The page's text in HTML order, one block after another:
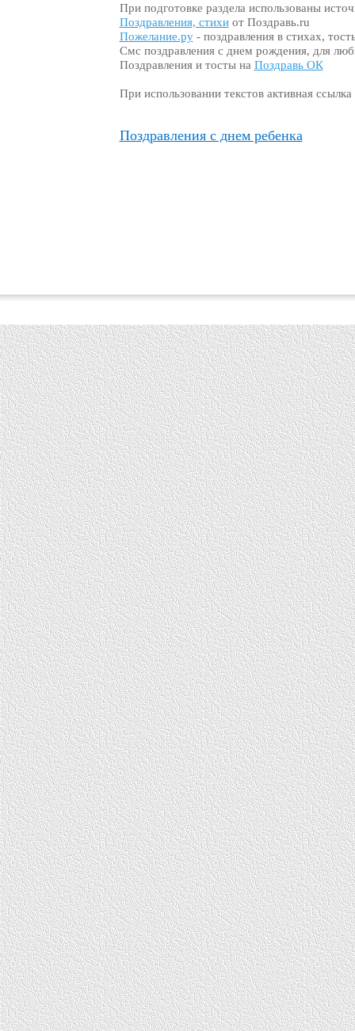
При подготовке раздела использованы
Поздравления, стихиот Поздравь.ru
Пожелание.ру- поздравления в стихах,
Смс поздравления с днем рождения, для
Поздравления и тосты на Поздравь ОК
При использовании текстов активная
Поздравления с днем ребенка